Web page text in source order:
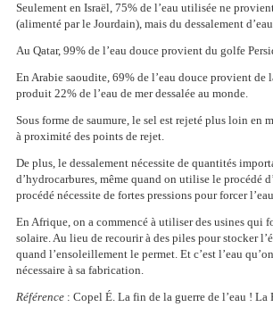
Seulement en Israël, 75% de l’eau utilisée ne
(alimenté par le Jourdain), mais du dessalement
Au Qatar, 99% de l’eau douce provient du golfe
En Arabie saoudite, 69% de l’eau douce provient de
produit 22% de l’eau de mer dessalée au monde.
Sous forme de saumure, le sel est rejeté plus loin en
à proximité des points de rejet.
De plus, le dessalement nécessite de quantités
d’hydrocarbures, même quand on utilise le procédé
procédé nécessite de fortes pressions pour forcer
En Afrique, on a commencé à utiliser des usines qui
solaire. Au lieu de recourir à des piles pour stocker
quand l’ensoleillement le permet. Et c’est l’eau
nécessaire à sa fabrication.
Référence : Copel É. La fin de la guerre de l’eau !